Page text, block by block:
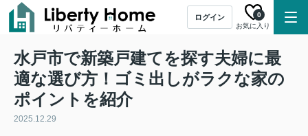
ログイン
お気に入り
0
水戸市で新築戸建てを探す夫婦に最
適な選び方！ゴミ出しがラクな家の
ポイントを紹介
2025.12.29